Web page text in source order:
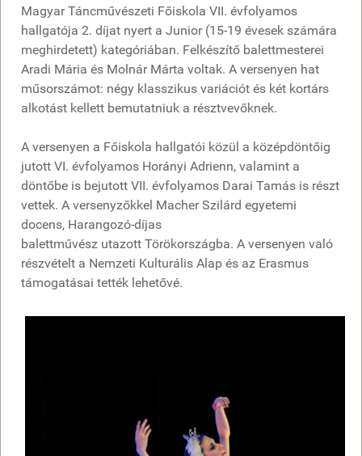
Magyar Táncművészeti Főiskola VII. évfolyamos
hallgatója 2. díjat nyert a Junior (15-19 évesek számára
meghirdetett) kategóriában. Felkészítő balettmesterei
Aradi Mária és Molnár Márta voltak. A versenyen hat
műsorszámot: négy klasszikus variációt és két kortárs
alkotást kellett bemutatniuk a résztvevőknek.
A versenyen a Főiskola hallgatói közül a középdöntőig
jutott VI. évfolyamos Horányi Adrienn, valamint a
döntőbe is bejutott VII. évfolyamos Darai Tamás is részt
vettek. A versenyzőkkel Macher Szilárd egyetemi
docens, Harangozó-díjas
balettművész utazott Törökországba. A versenyen való
részvételt a Nemzeti Kulturális Alap és az Erasmus
támogatásai tették lehetővé.